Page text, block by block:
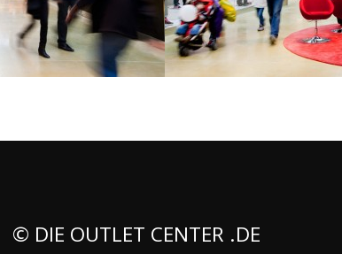
© DIE OUTLET CENTER .DE